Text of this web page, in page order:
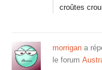
croûtes
morrigan a
le forum